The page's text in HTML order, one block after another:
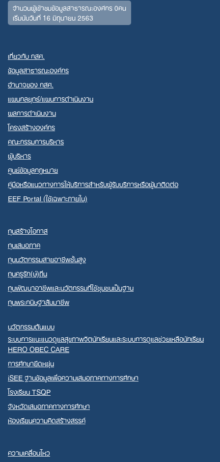
จำนวนผู้เข้าชมข้อมูลสาธารณะองค์กร 0คน
เริ่มนับวันที่ 16 มิถุนายน 2563
เกี่ยวกับ กสศ.
ข้อมูลสาธารณะองค์กร
อำนาจของ กสศ.
แผนกลยุทธ์/แผนการดำเนินงาน
ผลการดำเนินงาน
โครงสร้างองค์กร
คณะกรรมการบริหาร
ผู้บริหาร
ศูนย์ข้อมูลกฎหมาย
คู่มือหรือแนวทางการให้บริการสำหรับผู้รับบริการหรือผู้มาติดต่อ
EEF Portal (ใช้เฉพาะภายใน)
ทุนสร้างโอกาส
ทุนเสมอภาค
ทุนนวัตกรรมสายอาชีพชั้นสูง
ทุนครูรัก(ษ์)ถิ่น
ทุนพัฒนาอาชีพและนวัตกรรมที่ใช้ชุมชนเป็นฐาน
ทุนพระกนิษฐาสัมมาชีพ
นวัตกรรมต้นแบบ
ระบบการแนะแนวดูแลสุขภาพจิตนักเรียนและระบบการดูแลช่วยเหลือนักเรียน
HERO OBEC CARE
การศึกษายืดหยุ่น
iSEE ฐานข้อมูลเพื่อความเสมอภาคทางการศึกษา
โรงเรียน TSQP
จังหวัดเสมอภาคทางการศึกษา
ห้องเรียนความคิดสร้างสรรค์
ความเคลื่อนไหว